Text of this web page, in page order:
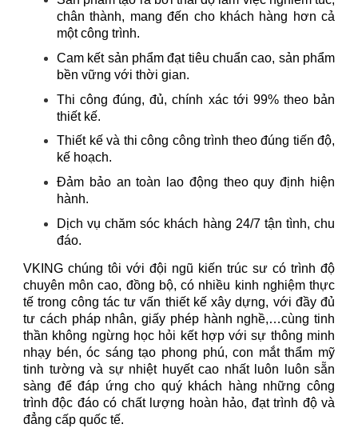
chân thành, mang đến cho khách hàng hơn cả
một công trình.
Cam kết sản phẩm đạt tiêu chuẩn cao, sản phẩm
bền vững với thời gian.
Thi công đúng, đủ, chính xác tới 99% theo bản
thiết kế.
Thiết kế và thi công công trình theo đúng tiến độ,
kế hoạch.
Đảm bảo an toàn lao động theo quy định hiện
hành.
Dịch vụ chăm sóc khách hàng 24/7 tận tình, chu
đáo.
VKING chúng tôi với đội ngũ kiến trúc sư có trình độ
chuyên môn cao, đồng bộ, có nhiều kinh nghiệm thực
tế trong công tác tư vấn thiết kế xây dựng, với đầy đủ
tư cách pháp nhân, giấy phép hành nghề,…cùng tinh
thần không ngừng học hỏi kết hợp với sự thông minh
nhạy bén, óc sáng tạo phong phú, con mắt thẩm mỹ
tinh tường và sự nhiệt huyết cao nhất luôn luôn sẵn
sàng để đáp ứng cho quý khách hàng những công
trình độc đáo có chất lượng hoàn hảo, đạt trình độ và
đẳng cấp quốc tế.